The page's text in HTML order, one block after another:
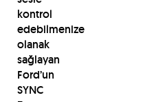
kontrol
edebilmenize
olanak
sağlayan
Ford’un
SYNC